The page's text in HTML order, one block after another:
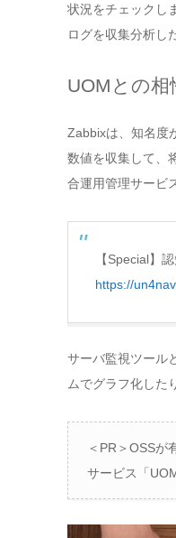
状況をチェックし
ログを収集分析し
UOMとの
Zabbixは、知名度
数値を収集して、
合運用管理サービ
【Special】
https://
サーバ監視ツール
ムでグラフ化した
＜PR＞OSSが
サービス「